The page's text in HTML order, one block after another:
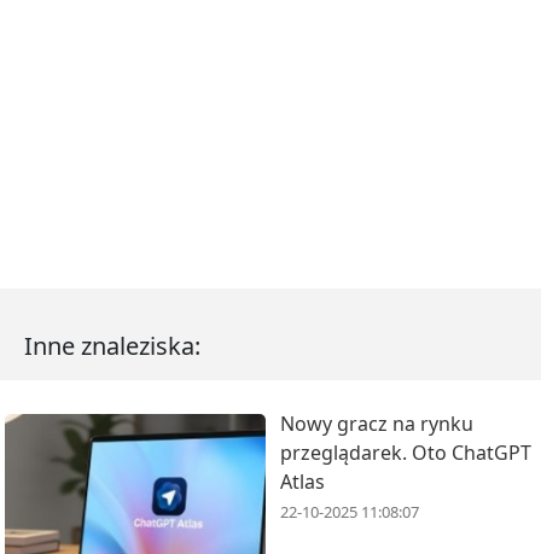
Inne znaleziska:
Nowy gracz na rynku
przeglądarek. Oto ChatGPT
Atlas
22-10-2025 11:08:07